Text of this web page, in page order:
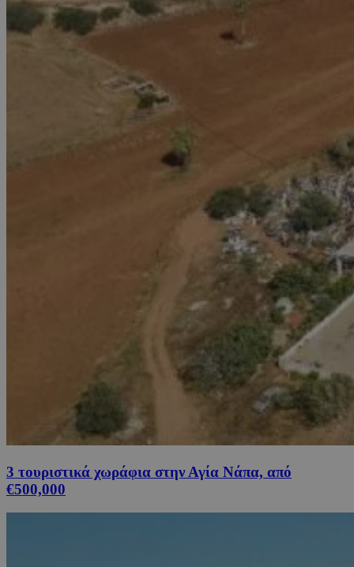
3 τουριστικά χωράφια στην Αγία Νάπα, από
€500,000